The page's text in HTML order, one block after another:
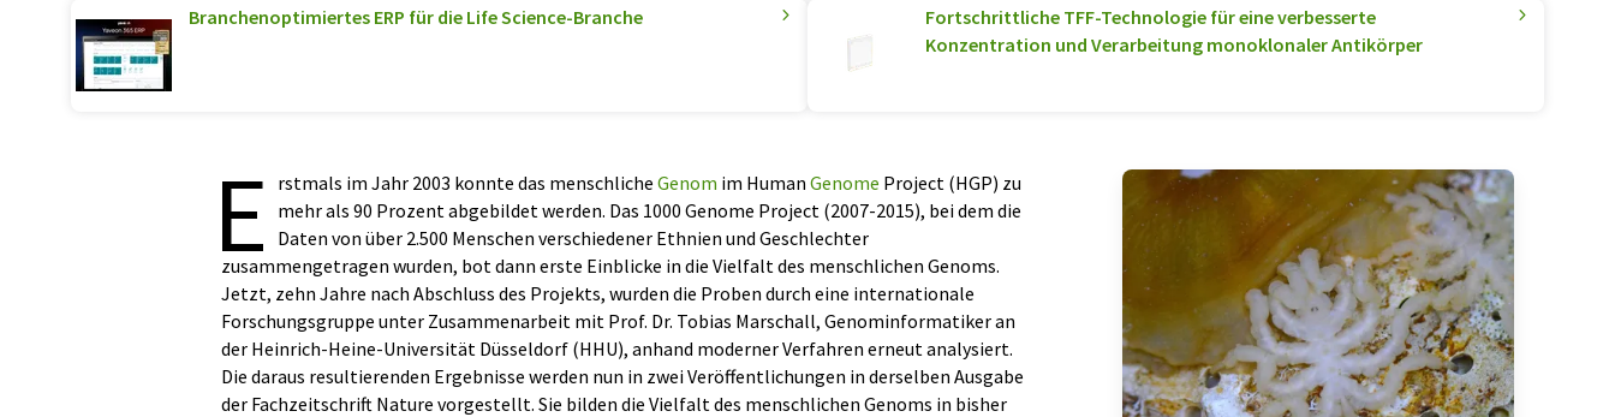
Branchenoptimiertes ERP für die Life Science-Branche
Fortschrittliche TFF-Technologie für eine verbesserte
Konzentration und Verarbeitung monoklonaler Antikörper
E rstmals im Jahr 2003 konnte das menschliche Genom im Human Genome Project (HGP) zu
mehr als 90 Prozent abgebildet werden. Das 1000 Genome Project (2007-2015), bei dem die
Daten von über 2.500 Menschen verschiedener Ethnien und Geschlechter
zusammengetragen wurden, bot dann erste Einblicke in die Vielfalt des menschlichen Genoms.
Jetzt, zehn Jahre nach Abschluss des Projekts, wurden die Proben durch eine internationale
Forschungsgruppe unter Zusammenarbeit mit Prof. Dr. Tobias Marschall, Genominformatiker an
der Heinrich-Heine-Universität Düsseldorf (HHU), anhand moderner Verfahren erneut analysiert.
Die daraus resultierenden Ergebnisse werden nun in zwei Veröffentlichungen in derselben Ausgabe
der Fachzeitschrift Nature vorgestellt. Sie bilden die Vielfalt des menschlichen Genoms in bisher